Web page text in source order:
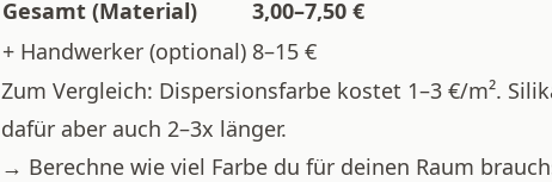
Gesamt (Material)
3,00–7,50 €
+ Handwerker (optional) 8–15 €
Zum Vergleich: Dispersionsfarbe kostet 1–3 €/m².
dafür aber auch 2–3x länger.
→ Berechne wie viel Farbe du für deinen Raum